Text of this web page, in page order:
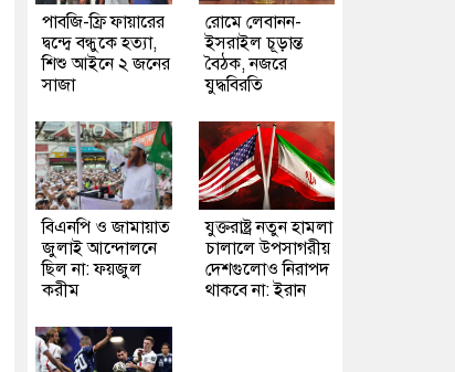
পাবজি-ফ্রি ফায়ারের
দ্বন্দ্বে বন্ধুকে হত্যা,
শিশু আইনে ২ জনের
সাজা
রোমে লেবানন-
ইসরাইল চূড়ান্ত
বৈঠক, নজরে
যুদ্ধবিরতি
বিএনপি ও জামায়াত
জুলাই আন্দোলনে
ছিল না: ফয়জুল
করীম
যুক্তরাষ্ট্র নতুন হামলা
চালালে উপসাগরীয়
দেশগুলোও নিরাপদ
থাকবে না: ইরান